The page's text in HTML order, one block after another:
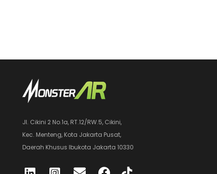
Jl. Cikini 2 No.1a, RT.12/RW.5, Cikini,
Kec. Menteng, Kota Jakarta Pusat,
Daerah Khusus Ibukota Jakarta 10330